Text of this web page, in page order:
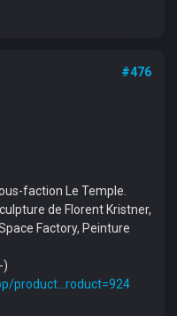
#476
faction Le Temple.
de Florent Kristner,
Factory, Peinture
)
product...roduct=924